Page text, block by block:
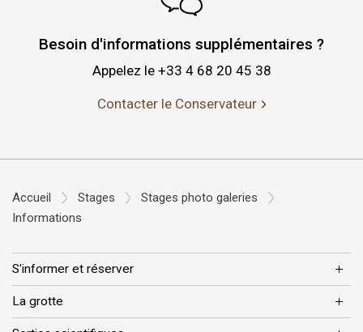
Besoin d'informations supplémentaires ?
Appelez le +33 4 68 20 45 38
Contacter le Conservateur
Accueil Stages
Stages photo galeries
Informations
S'informer et réserver
La grotte